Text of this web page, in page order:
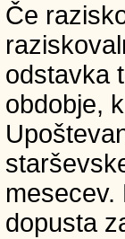
Če
odstavka
obdobje,
mesecev.
dopusta